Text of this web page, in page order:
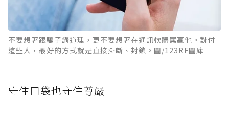
不要想著跟騙子講道理，更不要想著在通訊軟體罵贏他。對付
這些人，最好的方式就是直接掛斷、封鎖。圖/123RF圖庫
守住口袋也守住尊嚴